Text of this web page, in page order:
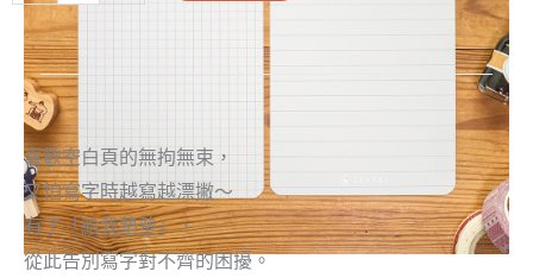
喜歡空白頁的無拘無束，
又怕寫字時越寫越漂撇～
有了「給我墊墊」，
從此告別寫字對不齊的困擾。